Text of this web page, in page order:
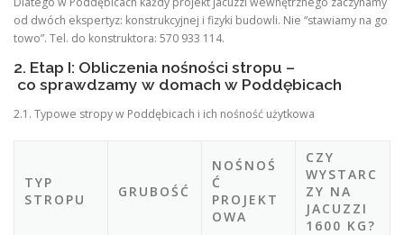
od dwóch ekspertyz: konstrukcyjnej i fizyki budowli. Nie “stawiamy na go
towo”. Tel. do konstruktora: 570 933 114.
2. Etap I: Obliczenia nośności stropu –
co sprawdzamy w domach w Poddębicach
2.1. Typowe stropy w Poddębicach i ich nośność użytkowa
TYP
STROPU
GRUBOŚĆ
NOŚNOŚ
Ć
PROJEKT
OWA
CZY
WYSTARC
ZY NA
JACUZZI
1600 KG?